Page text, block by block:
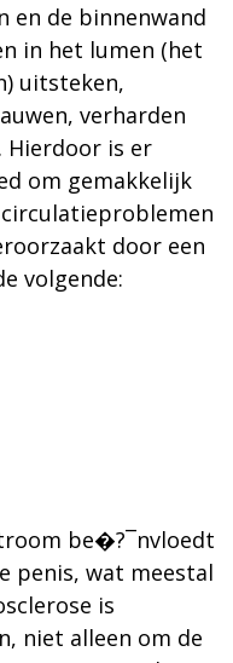
en de binnenwand
in het lumen (het
uitsteken,
verharden
Hierdoor is er
om gemakkelijk
door een
volgende:
be�?¯nvloedt
penis, wat meestal
is
niet alleen om de